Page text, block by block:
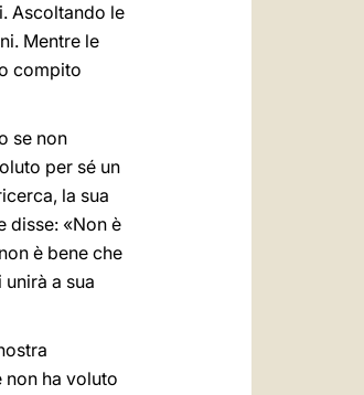
Ascoltando le
Mentre le
compito
se non
per sé un
la sua
disse: «Non è
è bene che
a sua
non ha voluto